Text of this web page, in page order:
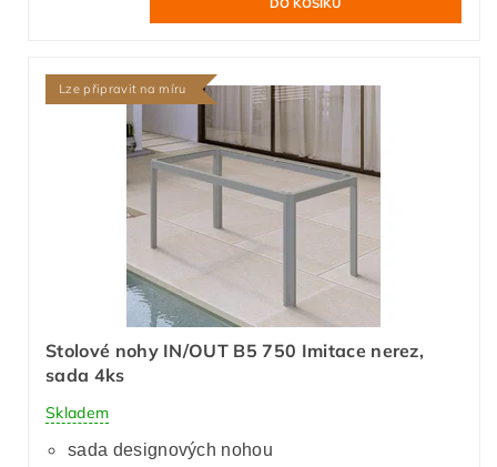
Lze připravit na míru
Stolové nohy IN/OUT B5 750 Imitace nerez,
sada 4ks
Skladem
sada designových nohou